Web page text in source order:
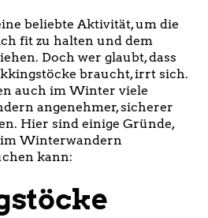
beliebte Aktivität, um die
fit zu halten und dem
Doch wer glaubt, dass
braucht, irrt sich.
auch im Winter viele
angenehmer, sicherer
Hier sind einige Gründe,
Winterwandern
kann: